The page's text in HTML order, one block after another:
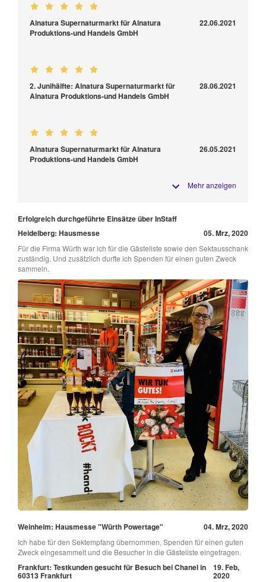
Alnatura Supernaturmarkt für Alnatura
Produktions-und Handels GmbH
22.06.2021
2. Junihälfte: Alnatura Supernaturmarkt für
Alnatura Produktions-und Handels GmbH
28.06.2021
Alnatura Supernaturmarkt für Alnatura
Produktions-und Handels GmbH
26.05.2021
Mehr anzeigen
Erfolgreich durchgeführte Einsätze über InStaff
Heidelberg: Hausmesse
05. Mrz, 2020
Für die Firma Würth war ich für die Gästeliste sowie den Sektausschank
zuständig. Und zusätzlich durfte ich Spenden für einen guten Zweck
sammeln.
Weinheim: Hausmesse "Würth Powertage" 04. Mrz, 2020
Ich habe für den Sektempfang übernommen, Spenden für einen guten
Zweck eingesammelt und die Besucher in die Gästeliste eingetragen.
Frankfurt: Testkunden gesucht für Besuch bei Chanel in
60313 Frankfurt
19. Feb,
2020